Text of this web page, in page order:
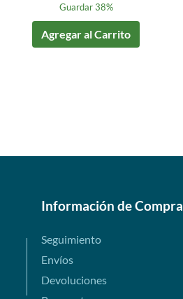
Guardar 38%
Agregar al Carrito
Información de Compra
Seguimiento
Envíos
Devoluciones